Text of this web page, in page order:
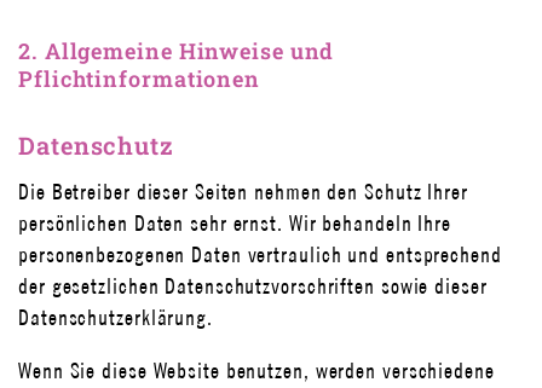
2. Allgemeine Hinweise und
Pflichtinformationen
Datenschutz
Die Betreiber dieser Seiten nehmen den Schutz Ihrer
persönlichen Daten sehr ernst. Wir behandeln Ihre
personenbezogenen Daten vertraulich und entsprechend
der gesetzlichen Datenschutzvorschriften sowie dieser
Datenschutzerklärung.
Wenn Sie diese Website benutzen, werden verschiedene